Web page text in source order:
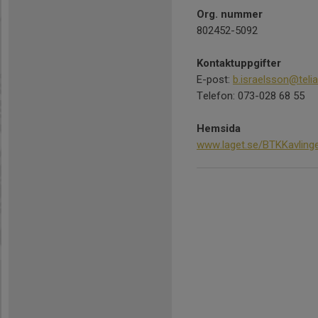
Org. nummer
802452-5092
Kontaktuppgifter
E-post:
Telefon: 073-028 68 55
Hemsida
www.laget.se/